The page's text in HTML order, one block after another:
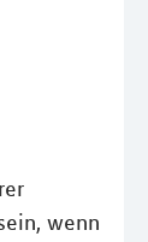
wenn